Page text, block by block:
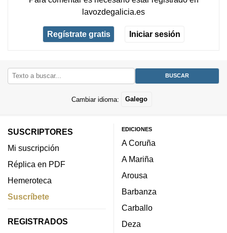
lavozdegalicia.es
Regístrate gratis Iniciar sesión
Cambiar idioma: Galego
SUSCRIPTORES
Mi suscripción
Réplica en PDF
Hemeroteca
Suscríbete
REGISTRADOS
EDICIONES
A Coruña
A Mariña
Arousa
Barbanza
Carballo
Deza